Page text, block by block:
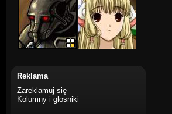
Reklama
Zareklamuj się
Kolumny i glosniki